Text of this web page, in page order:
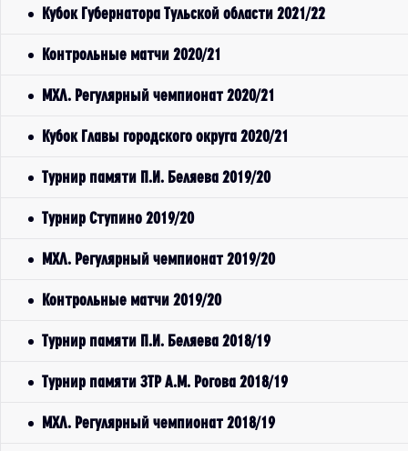
Кубок Губернатора Тульской области 2021/22
Контрольные матчи 2020/21
МХЛ. Регулярный чемпионат 2020/21
Кубок Главы городского округа 2020/21
Турнир памяти П.И. Беляева 2019/20
Турнир Ступино 2019/20
МХЛ. Регулярный чемпионат 2019/20
Контрольные матчи 2019/20
Турнир памяти П.И. Беляева 2018/19
Турнир памяти ЗТР А.М. Рогова 2018/19
МХЛ. Регулярный чемпионат 2018/19